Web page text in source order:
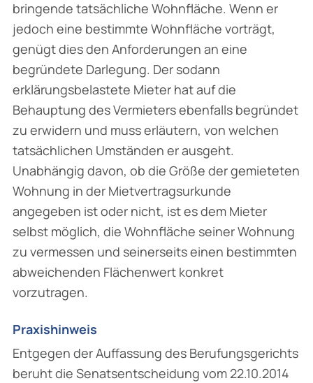
bringende tatsächliche Wohnfläche. Wenn er
jedoch eine bestimmte Wohnfläche vorträgt,
genügt dies den Anforderungen an eine
begründete Darlegung. Der sodann
erklärungsbelastete Mieter hat auf die
Behauptung des Vermieters ebenfalls begründet
zu erwidern und muss erläutern, von welchen
tatsächlichen Umständen er ausgeht.
Unabhängig davon, ob die Größe der gemieteten
Wohnung in der Mietvertragsurkunde
angegeben ist oder nicht, ist es dem Mieter
selbst möglich, die Wohnfläche seiner Wohnung
zu vermessen und seinerseits einen bestimmten
abweichenden Flächenwert konkret
vorzutragen.
Praxishinweis
Entgegen der Auffassung des Berufungsgerichts
beruht die Senatsentscheidung vom 22.10.2014